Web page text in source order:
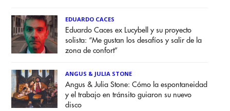
EDUARDO CACES
Eduardo Caces ex Lucybell y su proyecto
solista: “Me gustan los desafíos y salir de la
zona de confort”
ANGUS & JULIA STONE
Angus & Julia Stone: Cómo la espontaneidad
y el trabajo en tránsito guiaron su nuevo
disco